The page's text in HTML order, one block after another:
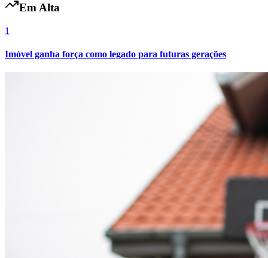
Em Alta
1
Imóvel ganha força como legado para futuras gerações